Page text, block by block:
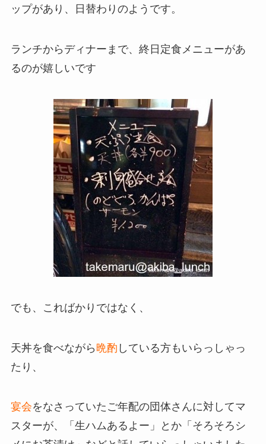
ップがあり、日替わりのようです。
ランチからディナーまで、終日定食メニューがあ
るのが嬉しいです
でも、こればかりではなく、
天丼を食べながら 晩酌 している方もいらっしゃっ
たり、
宴会をなさっていたご年配の団体さんに対してマ
スターが、「生ハムあるよー」とか「そろそろシ